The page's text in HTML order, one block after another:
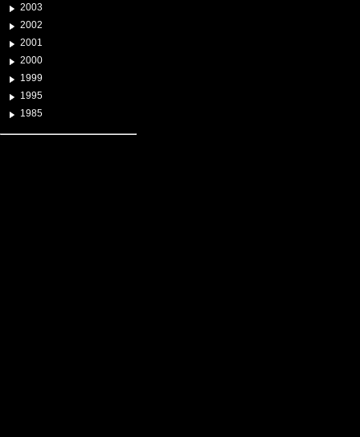
2003
2002
2001
2000
1999
1995
1985